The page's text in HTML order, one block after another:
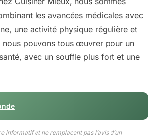
les avancées médicales avec
une activité physique régulière et
nous pouvons tous œuvrer pour un
avec un souffle plus fort et une
informatif et ne remplacent pas l’avis d’un